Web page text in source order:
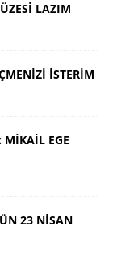
LAZIM
İSTERİM
MİKAİL EGE
23 NİSAN